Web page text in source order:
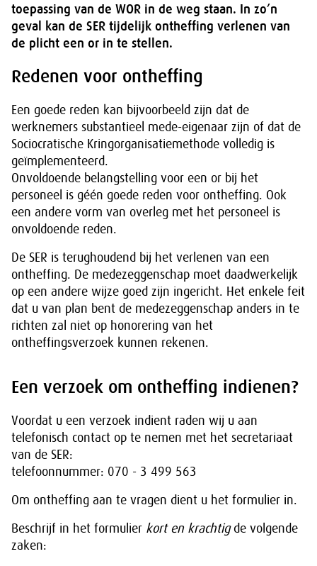
toepassing van de WOR in de weg staan. In zo’n
geval kan de SER tijdelijk ontheffing verlenen van
de plicht een or in te stellen.
Redenen voor ontheffing
Een goede reden kan bijvoorbeeld zijn dat de
werknemers substantieel mede-eigenaar zijn of dat de
Sociocratische Kringorganisatiemethode volledig is
geïmplementeerd.
Onvoldoende belangstelling voor een or bij het
personeel is géén goede reden voor ontheffing. Ook
een andere vorm van overleg met het personeel is
onvoldoende reden.
De SER is terughoudend bij het verlenen van een
ontheffing. De medezeggenschap moet daadwerkelijk
op een andere wijze goed zijn ingericht. Het enkele feit
dat u van plan bent de medezeggenschap anders in te
richten zal niet op honorering van het
ontheffingsverzoek kunnen rekenen.
Een verzoek om ontheffing indienen?
Voordat u een verzoek indient raden wij u aan
telefonisch contact op te nemen met het secretariaat
van de SER:
telefoonnummer: 070 - 3 499 563
Om ontheffing aan te vragen dient u het formulier in.
Beschrijf in het formulier kort en krachtigde volgende
zaken: